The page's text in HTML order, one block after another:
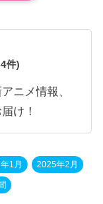
件)
ニメ情報、
け！
1月 2025年2月